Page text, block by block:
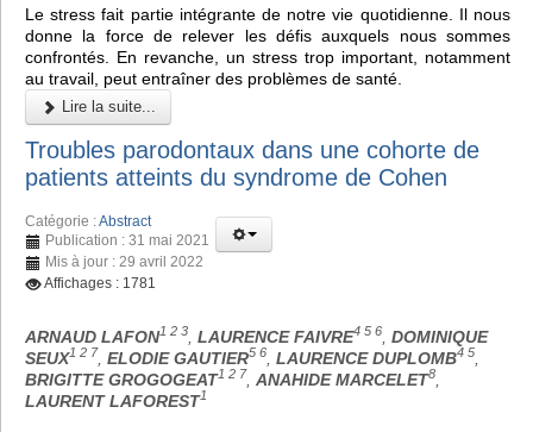
Le stress fait partie intégrante de notre vie quotidienne. Il nous
donne la force de relever les défis auxquels nous sommes
confrontés. En revanche, un stress trop important, notamment
au travail, peut entraîner des problèmes de santé.
Lire la suite...
Troubles parodontaux dans une cohorte de
patients atteints du syndrome de Cohen
Catégorie :Abstract
Publication : 31 mai 2021
Mis à jour : 29 avril 2022
Affichages : 1781
ARNAUD LAFON1 2 3 LAURENCE FAIVRE4 5 6
DOMINIQUE
SEUX1 2 7 ELODIE GAUTIER5 6 LAURENCE DUPLOMB4 5
BRIGITTE GROGOGEAT1 2 7 ANAHIDE MARCELET8
LAURENT LAFOREST1